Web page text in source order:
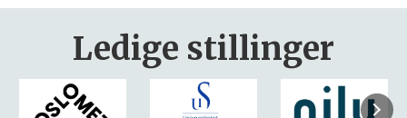
Ledige stillinger